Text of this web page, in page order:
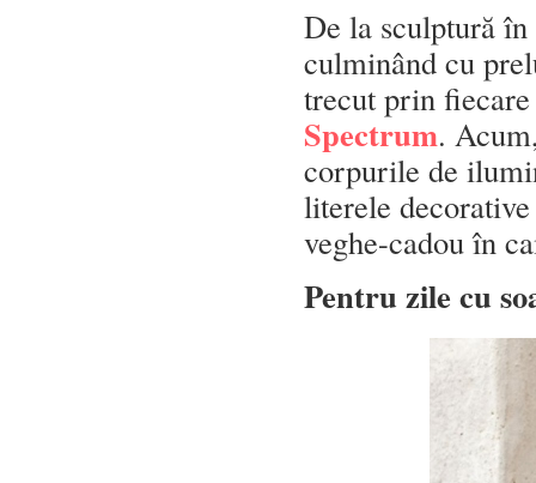
De la sculptură
culminând cu
trecut prin
Spectrum.
corpurile de
literele
veghe-cadou în
Pentru zile cu